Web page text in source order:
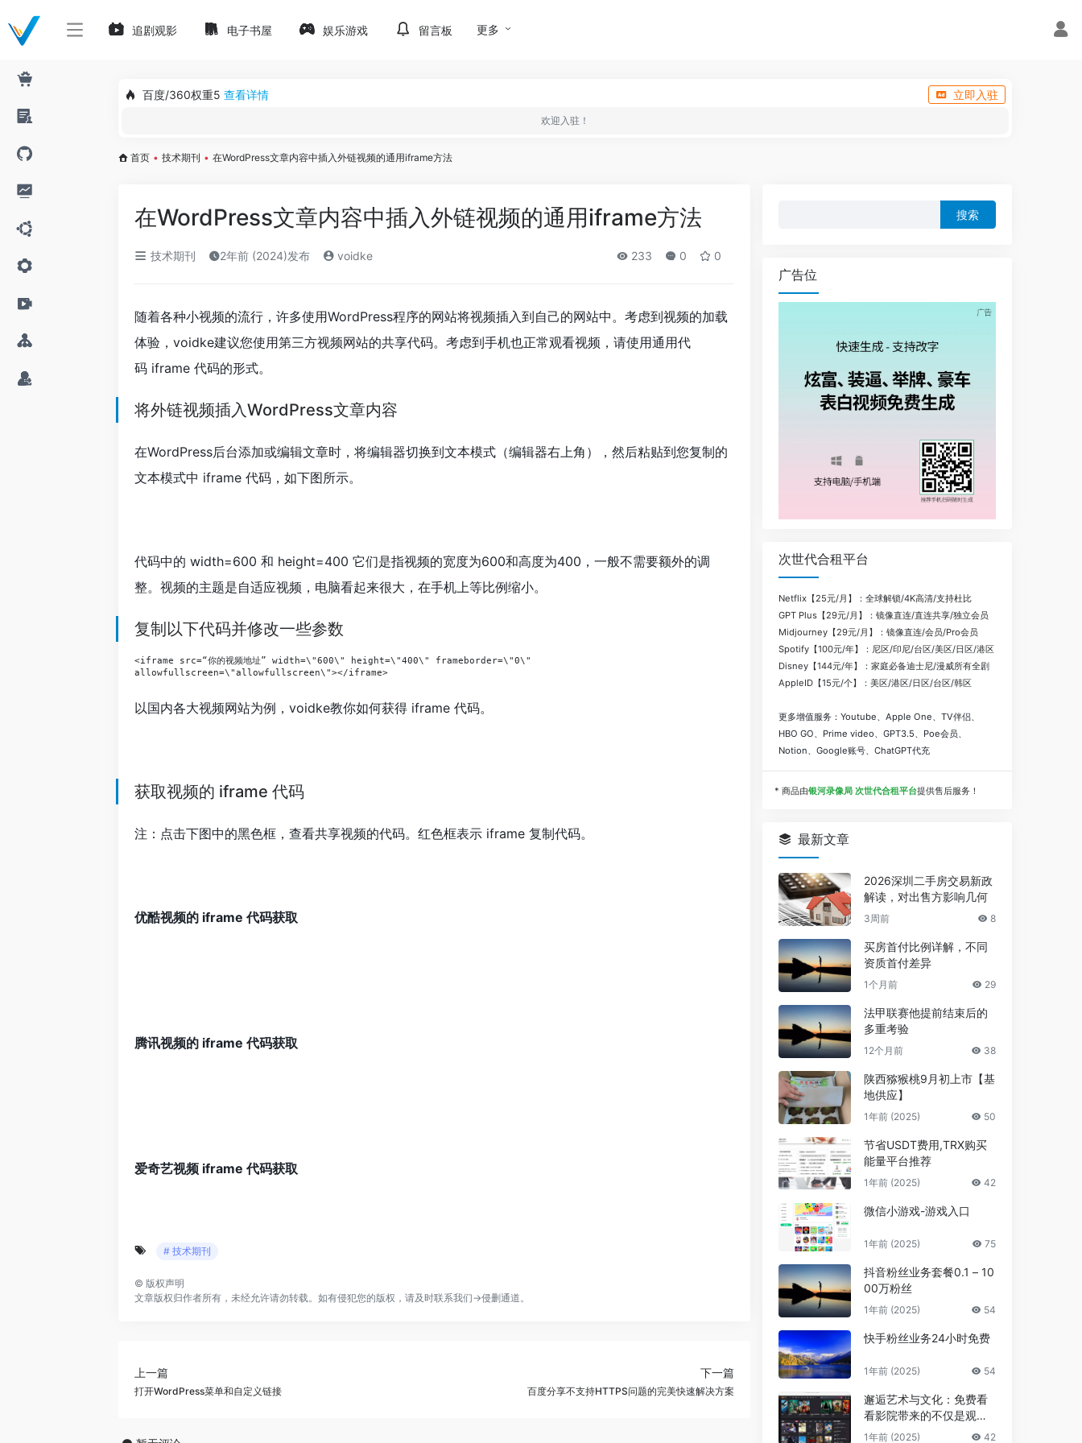
追剧观影 电子书屋 娱乐游戏 留言板 更多
百度/360权重5 查看详情 立即入驻
欢迎入驻！
首页 • 技术期刊 • 在WordPress文章内容中插入外链视频的通用iframe方法
在WordPress文章内容中插入外链视频的通用iframe方法
技术期刊 2年前 (2024)发布 voidke 233 0 0
随着各种小视频的流行，许多使用WordPress程序的网站将视频插入到自己的网站中。考虑到视频的加载
体验，voidke建议您使用第三方视频网站的共享代码。考虑到手机也正常观看视频，请使用通用代
码 iframe 代码的形式。
将外链视频插入WordPress文章内容
在WordPress后台添加或编辑文章时，将编辑器切换到文本模式（编辑器右上角），然后粘贴到您复制的
文本模式中 iframe 代码，如下图所示。
代码中的 width=600 和 height=400 它们是指视频的宽度为600和高度为400，一般不需要额外的调
整。视频的主题是自适应视频，电脑看起来很大，在手机上等比例缩小。
复制以下代码并修改一些参数
<iframe src=“你的视频地址” width=\"600\" height=\"400\" frameborder=\"0\"
allowfullscreen=\"allowfullscreen\"></iframe>
以国内各大视频网站为例，voidke教你如何获得 iframe 代码。
获取视频的 iframe 代码
注：点击下图中的黑色框，查看共享视频的代码。红色框表示 iframe 复制代码。
优酷视频的 iframe 代码获取
腾讯视频的 iframe 代码获取
爱奇艺视频 iframe 代码获取
# 技术期刊
© 版权声明
文章版权归作者所有，未经允许请勿转载。如有侵犯您的版权，请及时联系我们→侵删通道。
上一篇
打开WordPress菜单和自定义链接
下一篇
百度分享不支持HTTPS问题的完美快速解决方案
广告位
次世代合租平台
Netflix【25元/月】：全球解锁/4K高清/支持杜比
GPT Plus【29元/月】：镜像直连/直连共享/独立会员
Midjourney【29元/月】：镜像直连/会员/Pro会员
Spotify【100元/年】：尼区/印尼/台区/美区/日区/港区
Disney【144元/年】：家庭必备迪士尼/漫威所有全剧
AppleID【15元/个】：美区/港区/日区/台区/韩区
更多增值服务：Youtube、Apple One、TV伴侣、
HBO GO、Prime video、GPT3.5、Poe会员、
Notion、Google账号、ChatGPT代充
* 商品由银河录像局 次世代合租平台提供售后服务！
最新文章
2026深圳二手房交易新政
解读，对出售方影响几何
3周前 8
买房首付比例详解，不同
资质首付差异
1个月前 29
法甲联赛他提前结束后的
多重考验
12个月前 38
陕西猕猴桃9月初上市【基
地供应】
1年前 (2025) 50
节省USDT费用,TRX购买
能量平台推荐
1年前 (2025) 42
微信小游戏-游戏入口
1年前 (2025) 75
抖音粉丝业务套餐0.1 – 10
00万粉丝
1年前 (2025) 54
快手粉丝业务24小时免费
1年前 (2025) 54
邂逅艺术与文化：免费看
看影院带来的不仅是观影
享受，更是精神的共鸣
1年前 (2025) 42